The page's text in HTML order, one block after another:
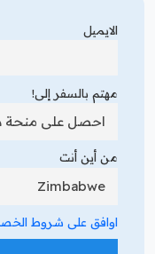
الايميل
مهتم بالسفر إلى!
من أين أنت
اوافق على شروط